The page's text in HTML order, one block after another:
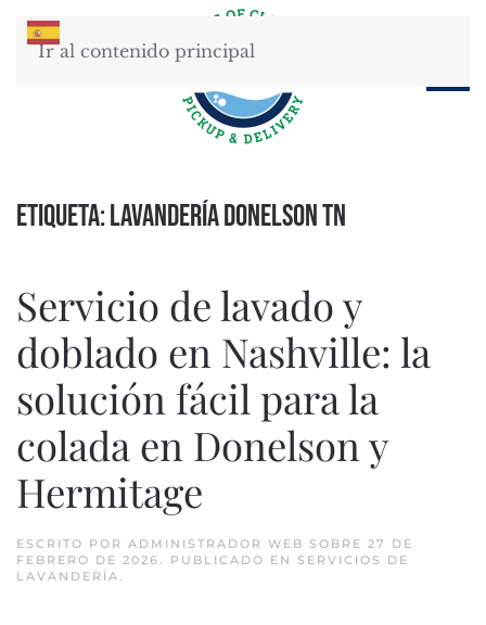
Ir al contenido principal
Etiqueta:Lavandería Donelson TN
Servicio de lavado y
doblado en Nashville: la
solución fácil para la
colada en Donelson y
Hermitage
ESCRITO POR ADMINISTRADOR WEB SOBRE 27 DE
FEBRERO DE 2026. PUBLICADO EN SERVICIOS DE
LAVANDERÍA.